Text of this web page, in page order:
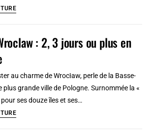
Eglise
des
chrétien
: 2, 3 jours ou plus en
au charme de Wrocław, perle de la Basse-
plus grande ville de Pologne. Surnommée la «
ses douze îles et ses…
Itinéraire